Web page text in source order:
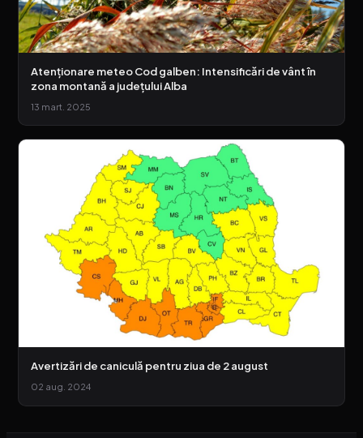
Atenționare meteo Cod galben: Intensificări de vânt în
zona montană a județului Alba
13 mart. 2025
Avertizări de caniculă pentru ziua de 2 august
02 aug. 2024